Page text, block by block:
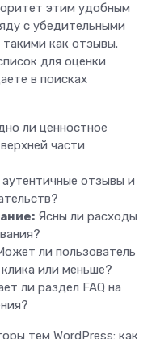
этим удобным
с убедительными
как отзывы.
для оценки
в поисках
ли ценностное
части
аутентичные отзывы и
Ясны ли расходы
ли пользователь
или меньше?
ли раздел FAQ на